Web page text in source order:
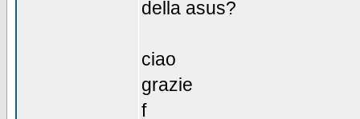
della asus?
ciao
grazie
f